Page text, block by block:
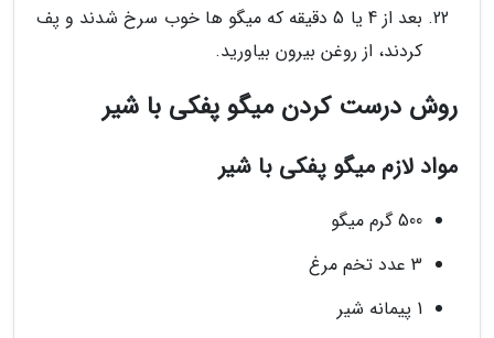
بعد از 4 یا 5 دقیقه که میگو ها خوب سرخ شدند و پف
کردند، از روغن بیرون بیاورید.
روش درست کردن میگو پفکی با شیر
مواد لازم میگو پفکی با شیر
500 گرم میگو
3 عدد تخم مرغ
1 پیمانه شیر